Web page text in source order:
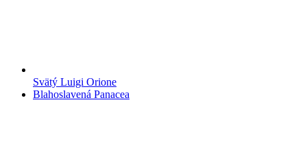
Svätý Luigi Orione
Blahoslavená Panacea